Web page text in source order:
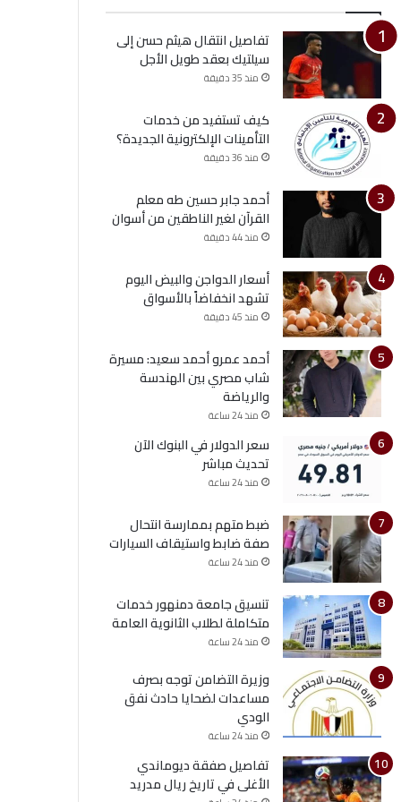
تفاصيل انتقال هيثم حسن إلى
سيلتيك بعقد طويل الأجل
منذ 35 دقيقة
كيف تستفيد من خدمات
التأمينات الإلكترونية الجديدة؟
منذ 36 دقيقة
أحمد جابر حسين طه معلم
القرآن لغير الناطقين من أسوان
منذ 44 دقيقة
أسعار الدواجن والبيض اليوم
تشهد انخفاضاً بالأسواق
منذ 45 دقيقة
أحمد عمرو أحمد سعيد: مسيرة
شاب مصري بين الهندسة
والرياضة
منذ 24 ساعة
سعر الدولار في البنوك الآن
تحديث مباشر
منذ 24 ساعة
ضبط متهم بممارسة انتحال
صفة ضابط واستيقاف السيارات
منذ 24 ساعة
تنسيق جامعة دمنهور خدمات
متكاملة لطلاب الثانوية العامة
منذ 24 ساعة
وزيرة التضامن توجه بصرف
مساعدات لضحايا حادث نفق
الودي
منذ 24 ساعة
تفاصيل صفقة ديوماندي
الأغلى في تاريخ ريال مدريد